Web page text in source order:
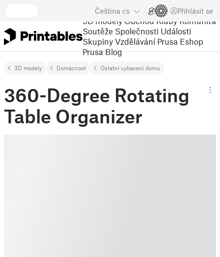
Čeština cs Přihlásit se
3D modely Obchod Kluby Komunita
Soutěže Společnosti Události
Skupiny Vzdělávání Prusa Eshop
Prusa Blog
3D modely Domácnost Ostatní vybavení domu
360-Degree Rotating
Table Organizer